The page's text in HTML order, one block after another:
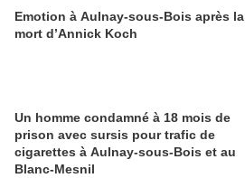
Emotion à Aulnay-sous-Bois après la
mort d’Annick Koch
Un homme condamné à 18 mois de
prison avec sursis pour trafic de
cigarettes à Aulnay-sous-Bois et au
Blanc-Mesnil